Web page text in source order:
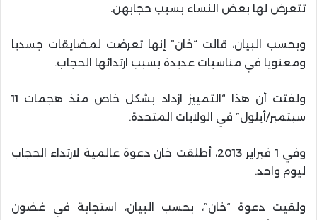
تتعرض لها بعض النساء بسبب حجابهن.
وبحسب البيان، قالت “خان” إنها تعرضت لمضايقات جسديا
ومعنويا في مناسبات عديدة بسبب ارتدائها الحجاب.
ولفتت أن هذا “التمييز ازداد بشكل خاص منذ هجمات 11
سبتمبر/أيلول” في الولايات المتحدة.
وفي 1 فبراير 2013، أطلقت خان دعوة عالمية لارتداء الحجاب
ليوم واحد.
ولقيت دعوة “خان”، بحسب البيان، استجابة في غضون